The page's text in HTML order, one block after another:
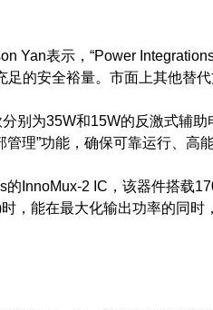
Yan表示，“Power
的安全裕量。市面上其他替
别为35W和15W的反激式辅
理”功能，确保可靠运行、高
InnoMux-2 IC，该器件搭载
，能在最大化输出功率的同时